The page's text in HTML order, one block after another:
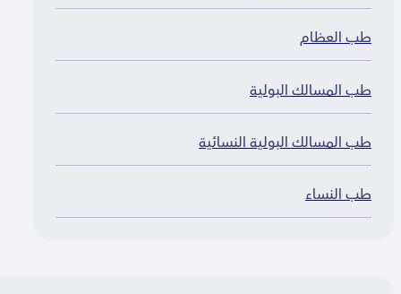
العظام
المسالك البولية
المسالك البولية النسائية
النساء